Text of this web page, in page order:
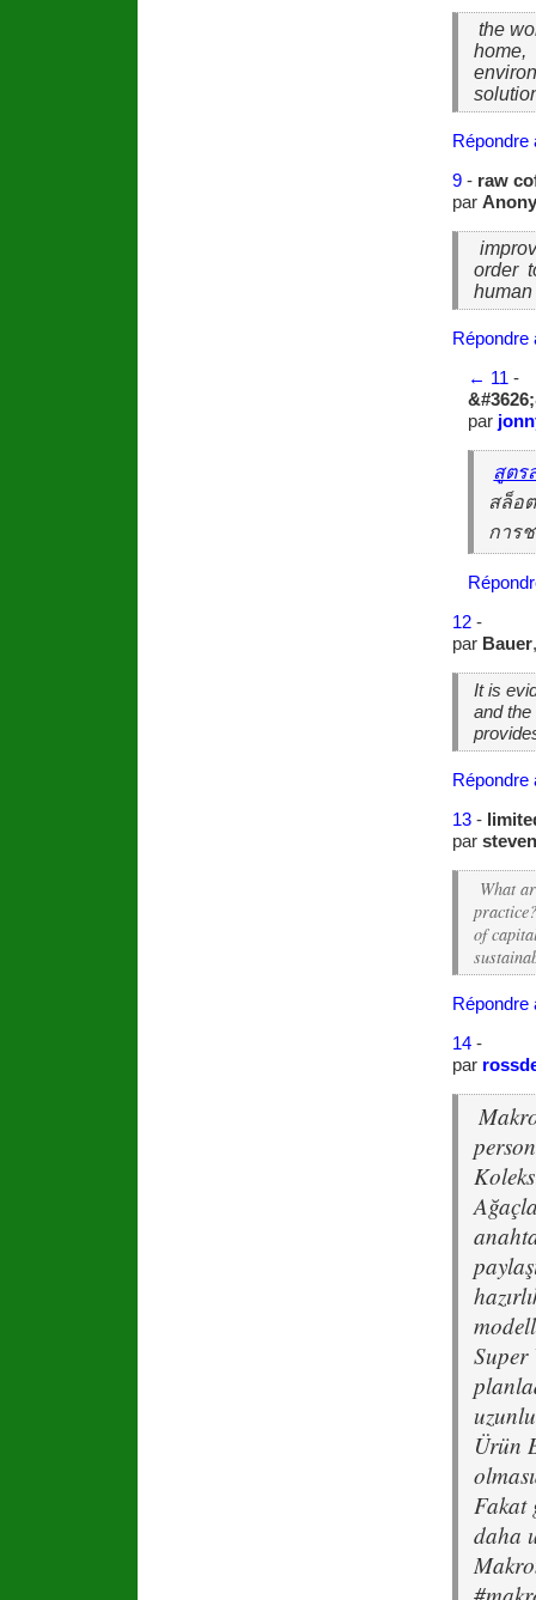
the
Répondre
9- raw
par
order
Répondre
← 11 -
par
สูตร
สล็อ
การ
12-
par Bauer
It is
and
Répondre
13-
par
What
of
Répondre
14-
par
Super
Ürün
Fakat
daha